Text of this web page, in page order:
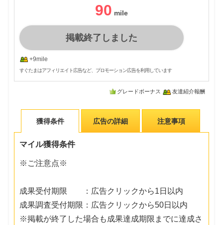
90
掲載終了しました
+9mile
すぐたまはアフィリエイト広告など、プロモーション広告を利用しています
グレードボーナス 友達紹介報酬
獲得条件 広告の詳細 注意事項
マイル獲得条件
※ご注意点※
成果受付期限 ：広告クリックから1日以内
成果調査受付期限：広告クリックから50日以内
※掲載が終了した場合も成果達成期限までに達成さ